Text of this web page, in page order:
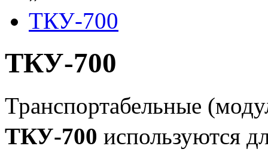
ТКУ-700
ТКУ-700
Транспортабельные
ТКУ-700 используются